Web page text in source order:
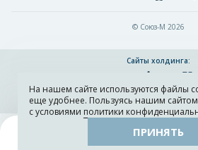
Каталог
© Союз-М 2026
Сайты холдинга:
Разработка и поддержка
На нашем сайте используются файлы
еще удобнее. Пользуясь нашим
с условиями политики
ПРИНЯТЬ